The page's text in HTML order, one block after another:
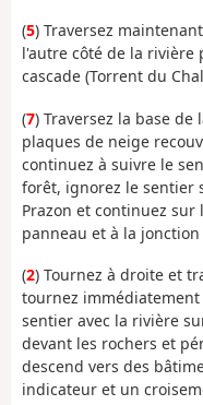
(5) Traversez
l'autre côté de la
cascade (Torrent du
(7) Traversez la base de
plaques de neige
continuez à suivre le
forêt, ignorez le sentier
Prazon et continuez
panneau et à la
(2) Tournez à droite et
tournez
sentier avec la rivière
devant les rochers et
descend vers des
indicateur et un